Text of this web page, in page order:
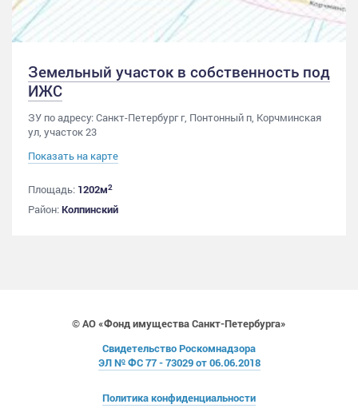
Земельный участок в собственность под
ИЖС
ЗУ по адресу: Санкт-Петербург г, Понтонный п, Корчминская
ул, участок 23
Показать на карте
Площадь: 1202м2
Район:Колпинский
© АО «Фонд имущества Санкт-Петербурга»
Свидетельство Роскомнадзора
ЭЛ № ФС 77 - 73029 от 06.06.2018
Политика конфиденциальности